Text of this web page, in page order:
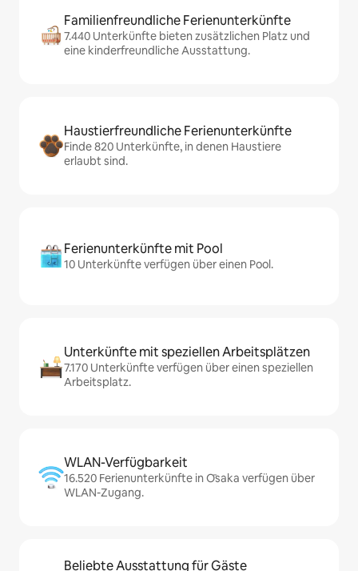
Familienfreundliche Ferienunterkünfte
7.440 Unterkünfte bieten zusätzlichen Platz und
eine kinderfreundliche Ausstattung.
Haustierfreundliche Ferienunterkünfte
Finde 820 Unterkünfte, in denen Haustiere
erlaubt sind.
Ferienunterkünfte mit Pool
10 Unterkünfte verfügen über einen Pool.
Unterkünfte mit speziellen Arbeitsplätzen
7.170 Unterkünfte verfügen über einen speziellen
Arbeitsplatz.
WLAN-Verfügbarkeit
16.520 Ferienunterkünfte in Ōsaka verfügen über
WLAN-Zugang.
Beliebte Ausstattung für Gäste